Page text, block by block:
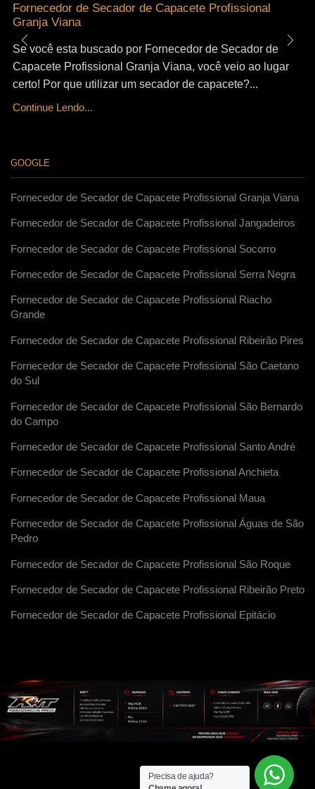
Fornecedor de Secador de Capacete Profissional
Granja Viana
Se você esta buscado por Fornecedor de Secador de
Capacete Profissional Granja Viana, você veio ao lugar
certo! Por que utilizar um secador de capacete?...
Continue Lendo...
GOOGLE
Fornecedor de Secador de Capacete Profissional Granja Viana
Fornecedor de Secador de Capacete Profissional Jangadeiros
Fornecedor de Secador de Capacete Profissional Socorro
Fornecedor de Secador de Capacete Profissional Serra Negra
Fornecedor de Secador de Capacete Profissional Riacho
Grande
Fornecedor de Secador de Capacete Profissional Ribeirão Pires
Fornecedor de Secador de Capacete Profissional São Caetano
do Sul
Fornecedor de Secador de Capacete Profissional São Bernardo
do Campo
Fornecedor de Secador de Capacete Profissional Santo André
Fornecedor de Secador de Capacete Profissional Anchieta
Fornecedor de Secador de Capacete Profissional Maua
Fornecedor de Secador de Capacete Profissional Águas de São
Pedro
Fornecedor de Secador de Capacete Profissional São Roque
Fornecedor de Secador de Capacete Profissional Ribeirão Preto
Fornecedor de Secador de Capacete Profissional Epitácio
Precisa de ajuda?